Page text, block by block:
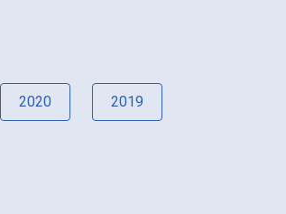
2020 2019